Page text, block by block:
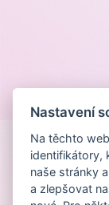
Nastavení
Na těchto
identifikátory,
naše stránky
a zlepšovat